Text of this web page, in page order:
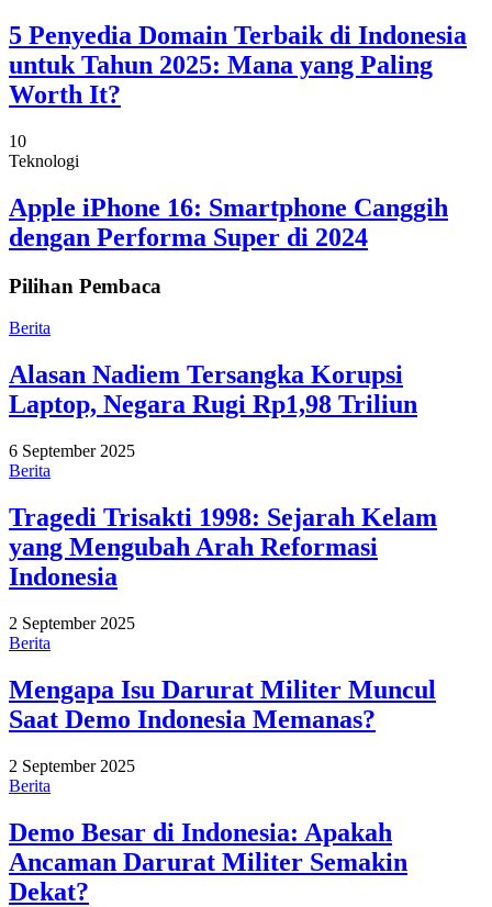
5 Penyedia Domain Terbaik di Indonesia
untuk Tahun 2025: Mana yang Paling
Worth It?
10
Teknologi
Apple iPhone 16: Smartphone Canggih
dengan Performa Super di 2024
Pilihan Pembaca
Berita
Alasan Nadiem Tersangka Korupsi
Laptop, Negara Rugi Rp1,98 Triliun
6 September 2025
Berita
Tragedi Trisakti 1998: Sejarah Kelam
yang Mengubah Arah Reformasi
Indonesia
2 September 2025
Berita
Mengapa Isu Darurat Militer Muncul
Saat Demo Indonesia Memanas?
2 September 2025
Berita
Demo Besar di Indonesia: Apakah
Ancaman Darurat Militer Semakin
Dekat?